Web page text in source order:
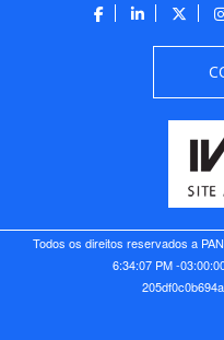
Todos os direitos reservados a
6:34:07 PM -